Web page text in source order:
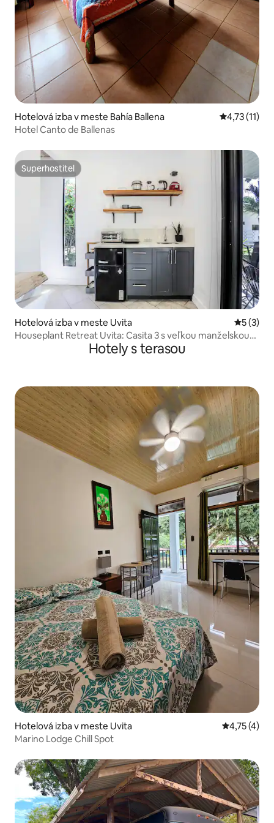
Hotelová izba v meste Bahía Ballena Priemerné
4,73 (11)
Hotel Canto de Ballenas
Superhostiteľ
Superhostiteľ
Hotelová izba v meste Uvita
5 (3)
Houseplant Retreat Uvita: Casita 3 s veľkou manželskou
Hotely s terasou
Hotelová izba v meste Uvita Priemerné
4,75 (4)
Marino Lodge Chill Spot